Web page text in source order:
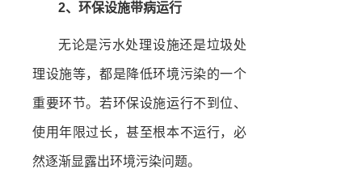
2、环保设施带病运行
无论是污水处理设施还是垃圾处
理设施等，都是降低环境污染的一个
重要环节。若环保设施运行不到位、
使用年限过长，甚至根本不运行，必
然逐渐显露出环境污染问题。